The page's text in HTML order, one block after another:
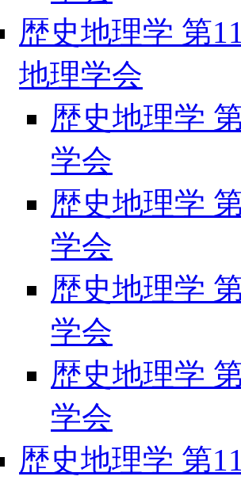
歴史地理学 第
地理学会
歴史地理学
学会
歴史地理学
学会
歴史地理学
学会
歴史地理学
学会
歴史地理学 第